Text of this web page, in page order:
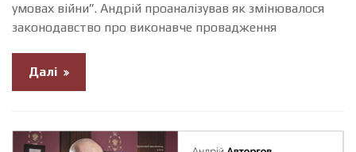
умовах війни”. Андрій проаналізував як змінювалося
законодавство про виконавче провадження
Далі